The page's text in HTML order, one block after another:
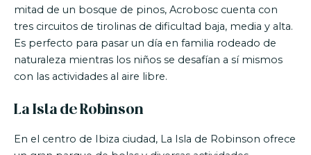
mitad de un bosque de pinos, Acrobosc cuenta con
tres circuitos de tirolinas de dificultad baja, media y alta.
Es perfecto para pasar un día en familia rodeado de
naturaleza mientras los niños se desafían a sí mismos
con las actividades al aire libre.
La Isla de Robinson
En el centro de Ibiza ciudad, La Isla de Robinson ofrece